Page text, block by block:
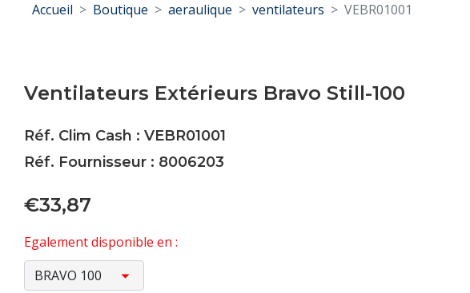
Accueil Boutique aeraulique ventilateurs VEBR01001
Ventilateurs Extérieurs Bravo Still-100
Réf. Clim Cash : VEBR01001
Réf. Fournisseur : 8006203
€33,87
Egalement disponible en :